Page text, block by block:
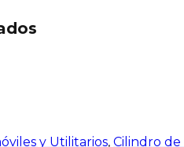
y Utilitarios, Cilindro